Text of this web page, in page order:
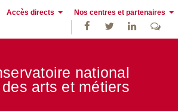
Accès directs Nos centres et partenaires
national
des arts et métiers